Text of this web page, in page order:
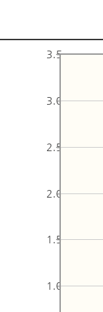
1.0
1.5
2.0
2.5
3.0
3.5